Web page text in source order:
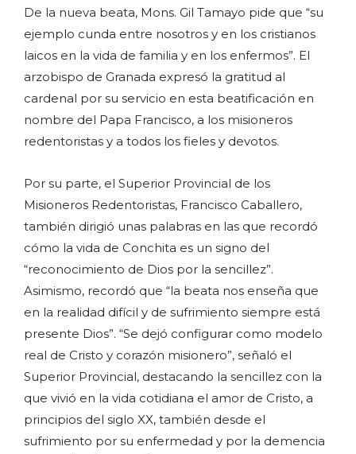
De la nueva beata, Mons. Gil Tamayo pide que “su
ejemplo cunda entre nosotros y en los cristianos
laicos en la vida de familia y en los enfermos”. El
arzobispo de Granada expresó la gratitud al
cardenal por su servicio en esta beatificación en
nombre del Papa Francisco, a los misioneros
redentoristas y a todos los fieles y devotos.
Por su parte, el Superior Provincial de los
Misioneros Redentoristas, Francisco Caballero,
también dirigió unas palabras en las que recordó
cómo la vida de Conchita es un signo del
“reconocimiento de Dios por la sencillez”.
Asimismo, recordó que “la beata nos enseña que
en la realidad difícil y de sufrimiento siempre está
presente Dios”. “Se dejó configurar como modelo
real de Cristo y corazón misionero”, señaló el
Superior Provincial, destacando la sencillez con la
que vivió en la vida cotidiana el amor de Cristo, a
principios del siglo XX, también desde el
sufrimiento por su enfermedad y por la demencia